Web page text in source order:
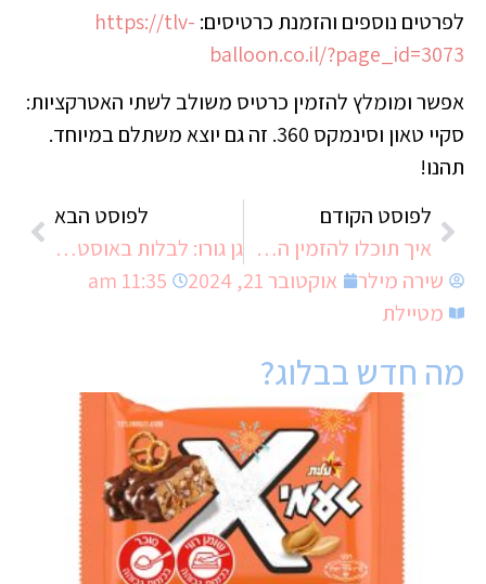
לפרטים נוספים והזמנת כרטיסים: https://tlv-
balloon.co.il/?page_id=3073
אפשר ומומלץ להזמין כרטיס משולב לשתי האטרקציות:
סקיי טאון וסינמקס 360. זה גם יוצא משתלם במיוחד.
תהנו!
לפוסט הקודם
איך תוכלו להזמין המון אורחים ולשמור על המפה נקיה?
לפוסט הבא
גן גורו: לבלות באוסטרליה בלי להחתים דרכון
שירה מילר
אוקטובר 21, 2024
11:35 am
מטיילת
מה חדש בבלוג?